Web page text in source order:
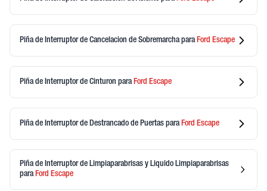
Piña de Interruptor de Cancelacion de Sobremarchapara Ford Escape
Piña de Interruptor de Cinturon para Ford Escape
Piña de Interruptor de Destrancado de Puertas para Ford Escape
Piña de Interruptor de Limpiaparabrisas y Liquido Limpiaparabrisas
paraFord Escape